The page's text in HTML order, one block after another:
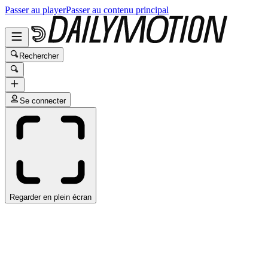
Passer au playerPasser au contenu principal
Rechercher
Se connecter
Regarder en plein écran